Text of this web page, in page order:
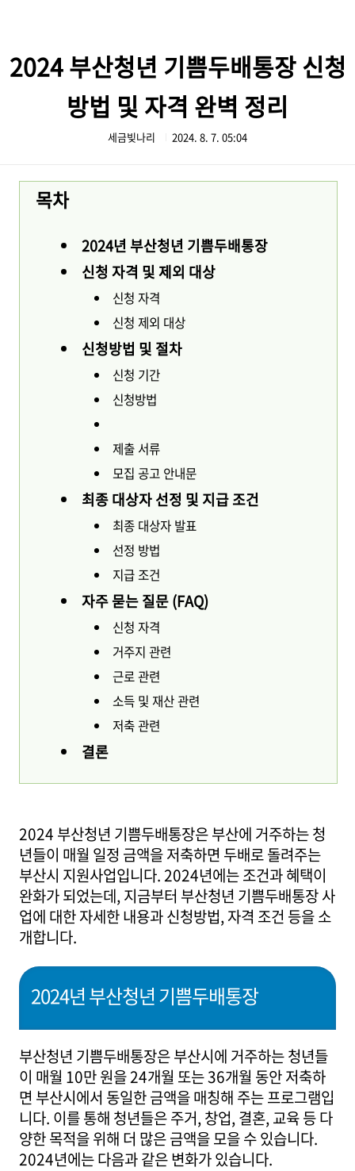
2024 부산청년 기쁨두배통장 신청
방법 및 자격 완벽 정리
세금빚나리 2024. 8. 7. 05:04
목차
2024년 부산청년 기쁨두배통장
신청 자격 및 제외 대상
신청 자격
신청 제외 대상
신청방법 및 절차
신청 기간
신청방법
제출 서류
모집 공고 안내문
최종 대상자 선정 및 지급 조건
최종 대상자 발표
선정 방법
지급 조건
자주 묻는 질문 (FAQ)
신청 자격
거주지 관련
근로 관련
소득 및 재산 관련
저축 관련
결론
2024 부산청년 기쁨두배통장은 부산에 거주하는 청
년들이 매월 일정 금액을 저축하면 두배로 돌려주는
부산시 지원사업입니다. 2024년에는 조건과 혜택이
완화가 되었는데, 지금부터 부산청년 기쁨두배통장 사
업에 대한 자세한 내용과 신청방법, 자격 조건 등을 소
개합니다.
2024년 부산청년 기쁨두배통장
부산청년 기쁨두배통장은 부산시에 거주하는 청년들
이 매월 10만 원을 24개월 또는 36개월 동안 저축하
면 부산시에서 동일한 금액을 매칭해 주는 프로그램입
니다. 이를 통해 청년들은 주거, 창업, 결혼, 교육 등 다
양한 목적을 위해 더 많은 금액을 모을 수 있습니다.
2024년에는 다음과 같은 변화가 있습니다.